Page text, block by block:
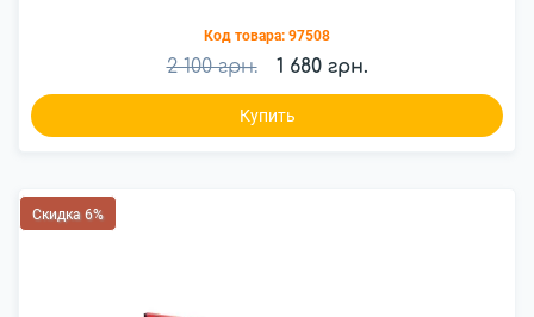
Код товара: 97508
2 100 грн. 1 680 грн.
Купить
Скидка 6%